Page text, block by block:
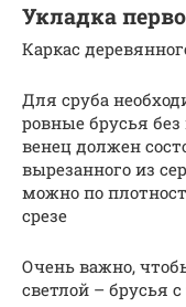
Укладка
Каркас
Для сруба
ровные брусья
венец должен
вырезанного из
можно по
срезе
Очень важно,
светлой – брусья